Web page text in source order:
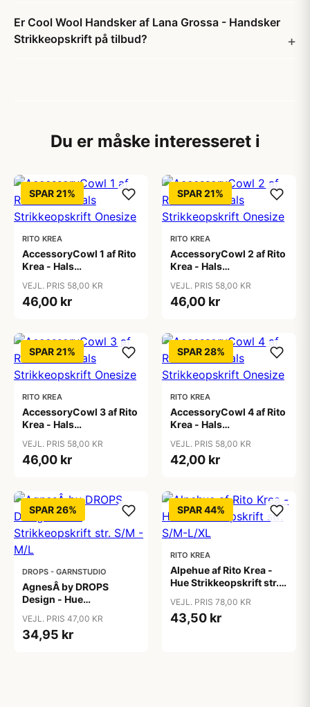
Er Cool Wool Handsker af Lana Grossa - Handsker
Strikkeopskrift på tilbud?
Du er måske interesseret i
SPAR 21%
RITO KREA
AccessoryCowl 1 af Rito
Krea - Hals
VEJL. PRIS 58,00 KR
46,00 kr
SPAR 21%
RITO KREA
AccessoryCowl 2 af Rito
Krea - Hals
VEJL. PRIS 58,00 KR
46,00 kr
SPAR 21%
RITO KREA
AccessoryCowl 3 af Rito
Krea - Hals
VEJL. PRIS 58,00 KR
46,00 kr
SPAR 28%
RITO KREA
AccessoryCowl 4 af Rito
Krea - Hals
VEJL. PRIS 58,00 KR
42,00 kr
SPAR 26%
DROPS - GARNSTUDIO
AgnesÂ by DROPS
Design - Hue
M/L
VEJL. PRIS 47,00 KR
34,95 kr
SPAR 44%
RITO KREA
Alpehue af Rito Krea -
Hue Strikkeopskrift str.
VEJL. PRIS 78,00 KR
43,50 kr